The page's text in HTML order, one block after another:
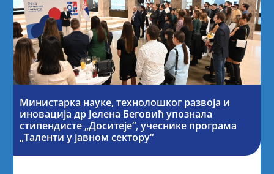
Министарка науке, технолошког развоја и
иновација др Јелена Беговић упознала
стипендисте „Доситеје“, учеснике програма
„Таленти у јавном сектору“